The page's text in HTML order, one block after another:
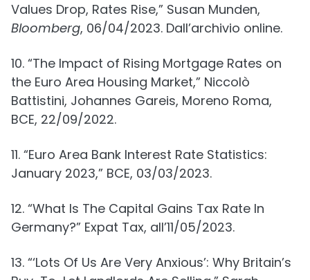
Values Drop, Rates Rise,” Susan Munden,
Bloomberg, 06/04/2023. Dall’archivio online.
10. “The Impact of Rising Mortgage Rates on
the Euro Area Housing Market,” Niccolò
Battistini, Johannes Gareis, Moreno Roma,
BCE, 22/09/2022.
11. “Euro Area Bank Interest Rate Statistics:
January 2023,” BCE, 03/03/2023.
12. “What Is The Capital Gains Tax Rate In
Germany?” Expat Tax, all’11/05/2023.
13. “‘Lots Of Us Are Very Anxious’: Why Britain’s